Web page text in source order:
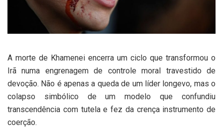
A morte de Khamenei encerra um ciclo que transformou o
Irã numa engrenagem de controle moral travestido de
devoção. Não é apenas a queda de um líder longevo, mas o
colapso simbólico de um modelo que confundiu
transcendência com tutela e fez da crença instrumento de
coerção.